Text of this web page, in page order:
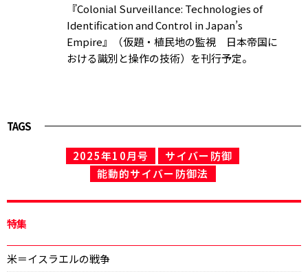
『Colonial Surveillance: Technologies of
Identification and Control in Japan’s
Empire』（仮題・植民地の監視 日本帝国に
おける識別と操作の技術）を刊行予定。
TAGS
2025年10月号
サイバー防御
能動的サイバー防御法
特集
米＝イスラエルの戦争